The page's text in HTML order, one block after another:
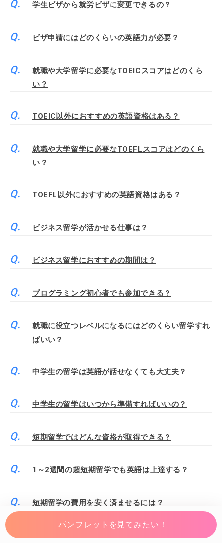
学生ビザから就労ビザに変更できるの？
ビザ申請にはどのくらいの英語力が必要？
就職や大学留学に必要なTOEICスコアはどのくら
い？
TOEIC以外におすすめの英語資格はある？
就職や大学留学に必要なTOEFLスコアはどのくら
い？
TOEFL以外におすすめの英語資格はある？
ビジネス留学が活かせる仕事は？
ビジネス留学におすすめの期間は？
プログラミング初心者でも参加できる？
就職に役立つレベルになるにはどのくらい留学すれ
ばいい？
中学生の留学は英語が話せなくても大丈夫？
中学生の留学はいつから準備すればいいの？
短期留学ではどんな資格が取得できる？
1～2週間の超短期留学でも英語は上達する？
短期留学の費用を安く済ませるには？
パンフレットを見てみたい！